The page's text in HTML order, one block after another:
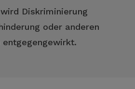
Diskriminierung
oder anderen
entgegengewirkt.